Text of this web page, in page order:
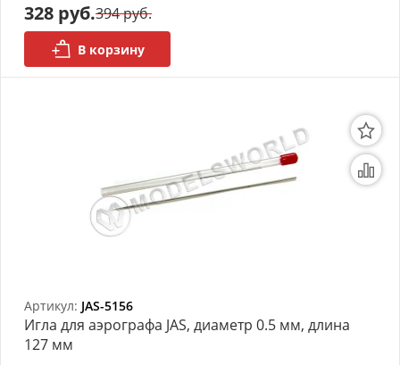
328 руб.394 руб.
В корзину
Артикул: JAS-5156
Игла для аэрографа JAS, диаметр 0.5 мм, длина
127 мм